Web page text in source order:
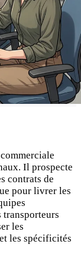
Il prospecte
contrats de
pour livrer les
transporteurs
les
les spécificités